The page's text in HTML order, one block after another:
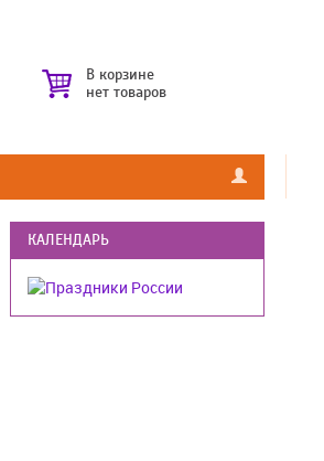
В корзине
нет товаров
КАЛЕНДАРЬ